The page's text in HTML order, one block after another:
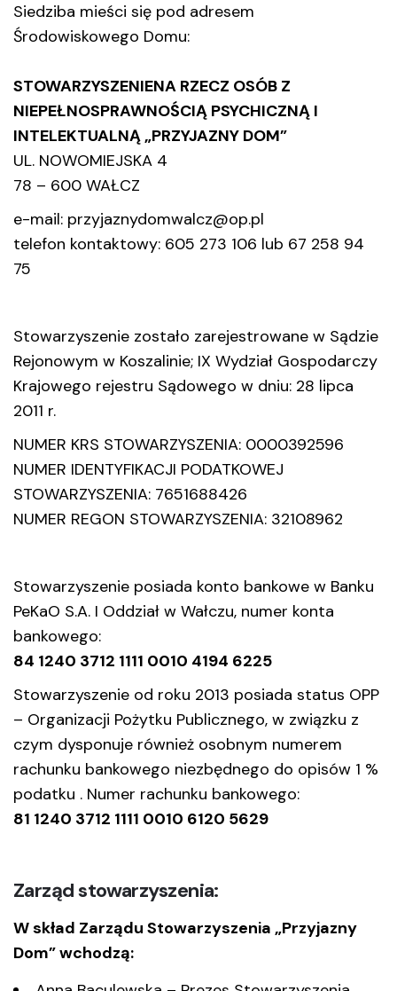
Siedziba mieści się pod adresem
Środowiskowego Domu:
STOWARZYSZENIENA RZECZ OSÓB Z
NIEPEŁNOSPRAWNOŚCIĄ PSYCHICZNĄ I
INTELEKTUALNĄ „PRZYJAZNY DOM”
UL. NOWOMIEJSKA 4
78 – 600 WAŁCZ
e-mail: przyjaznydomwalcz@op.pl
telefon kontaktowy: 605 273 106 lub 67 258 94
75
Stowarzyszenie zostało zarejestrowane w Sądzie
Rejonowym w Koszalinie; IX Wydział Gospodarczy
Krajowego rejestru Sądowego w dniu: 28 lipca
2011 r.
NUMER KRS STOWARZYSZENIA: 0000392596
NUMER IDENTYFIKACJI PODATKOWEJ
STOWARZYSZENIA: 7651688426
NUMER REGON STOWARZYSZENIA: 32108962
Stowarzyszenie posiada konto bankowe w Banku
PeKaO S.A. I Oddział w Wałczu, numer konta
bankowego:
84 1240 3712 1111 0010 4194 6225
Stowarzyszenie od roku 2013 posiada status OPP
– Organizacji Pożytku Publicznego, w związku z
czym dysponuje również osobnym numerem
rachunku bankowego niezbędnego do opisów 1 %
podatku . Numer rachunku bankowego:
81 1240 3712 1111 0010 6120 5629
Zarząd stowarzyszenia:
W skład Zarządu Stowarzyszenia „Przyjazny
Dom” wchodzą: